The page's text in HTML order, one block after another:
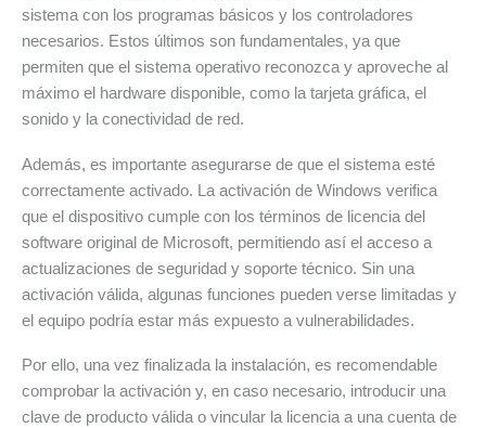
sistema con los programas básicos y los controladores
necesarios. Estos últimos son fundamentales, ya que
permiten que el sistema operativo reconozca y aproveche al
máximo el hardware disponible, como la tarjeta gráfica, el
sonido y la conectividad de red.
Además, es importante asegurarse de que el sistema esté
correctamente activado. La activación de Windows verifica
que el dispositivo cumple con los términos de licencia del
software original de Microsoft, permitiendo así el acceso a
actualizaciones de seguridad y soporte técnico. Sin una
activación válida, algunas funciones pueden verse limitadas y
el equipo podría estar más expuesto a vulnerabilidades.
Por ello, una vez finalizada la instalación, es recomendable
comprobar la activación y, en caso necesario, introducir una
clave de producto válida o vincular la licencia a una cuenta de